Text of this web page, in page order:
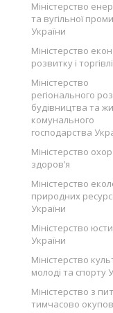
Міністерство
та вугільної
України
Міністерство
розвитку і
Міністерство
регіонального
будівництва та
комунального
господарства
Міністерство
здоров’я
Міністерство
природних
України
Міністерство
України
Міністерство
молоді та спорту
Міністерство з
тимчасово